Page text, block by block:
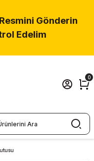
Gönderin
Edelim
0